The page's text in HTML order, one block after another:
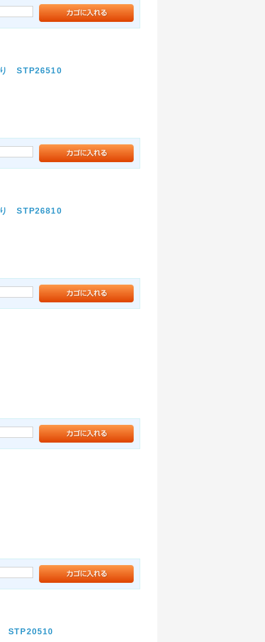
STP26510
STP26810
STP20510